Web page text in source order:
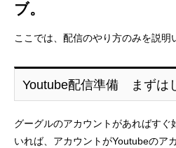
ブ。
ここでは、配信のやり方のみを説明
Youtube配信準備 まずは
グーグルのアカウントがあればす
いれば、アカウントがYoutubeのア